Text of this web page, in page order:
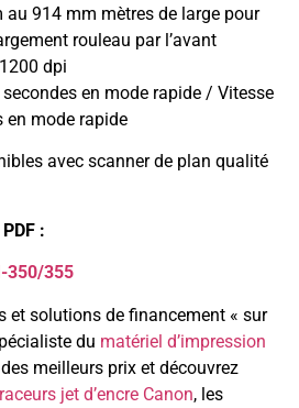
au 914 mm mètres de large pour
rouleau par l’avant
dpi
en mode rapide / Vitesse
en mode rapide
avec scanner de plan qualité
:
350/355
et solutions de financement « sur
du matériel d’impression
meilleurs prix et découvrez
jet d’encre Canon, les